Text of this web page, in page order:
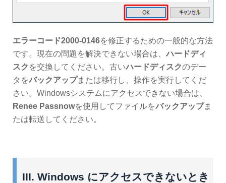
エラーコード2000-0146を修正するための一般的な方法
です。現在の問題を解決できない場合は、ハードディ
スク を交換してください。古いハードディスクのデー
タをバックアップまたは移行し、操作を実行してくだ
さい。Windowsシステムにアクセスできない場合は、
Renee Passnowを使用してファイルをバックアップま
たは転送してください。
III. Windows にアクセスできないとき